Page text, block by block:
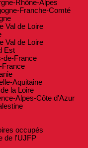
Rhône-Alpes
Franche-Comté
Val de Loire
Val de Loire
Est
de-France
France
Aquitaine
la Loire
Alpes-Côte d'Azur
occupés
de l'UJFP